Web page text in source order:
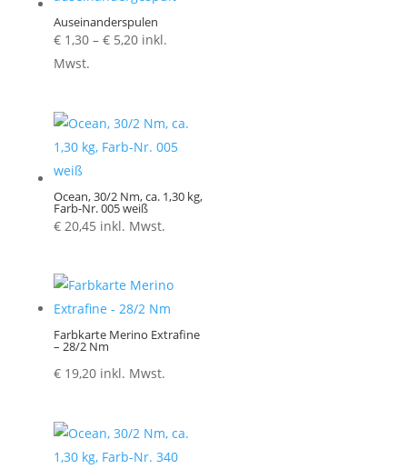
Auseinanderspulen
€1,30 – €5,20Preisspanne:
inkl.
Mwst.
Ocean, 30/2 Nm, ca. 1,30 kg,
Farb-Nr. 005 weiß
€20,45 inkl. Mwst.
Farbkarte Merino Extrafine
– 28/2 Nm
€19,20 inkl. Mwst.